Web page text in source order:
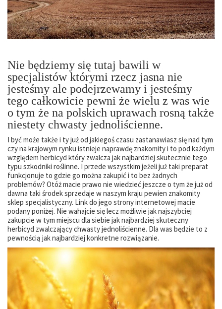
Nie będziemy się tutaj bawili w
specjalistów którymi rzecz jasna nie
jesteśmy ale podejrzewamy i jesteśmy
tego całkowicie pewni że wielu z was wie
o tym że na polskich uprawach rosną także
niestety chwasty jednoliścienne.
I być może także i ty już od jakiegoś czasu zastanawiasz się nad tym
czy na krajowym rynku istnieje naprawdę znakomity i to pod każdym
względem herbicyd który zwalcza jak najbardziej skutecznie tego
typu szkodniki roślinne. I przede wszystkim jeżeli już taki preparat
funkcjonuje to gdzie go można zakupić i to bez żadnych
problemów? Otóż macie prawo nie wiedzieć jeszcze o tym że już od
dawna taki środek sprzedaje w naszym kraju pewien znakomity
sklep specjalistyczny. Link do jego strony internetowej macie
podany poniżej. Nie wahajcie się lecz możliwie jak najszybciej
zakupcie w tym miejscu dla siebie jak najbardziej skuteczny
herbicyd zwalczający chwasty jednoliścienne. Dla was będzie to z
pewnością jak najbardziej konkretne rozwiązanie.